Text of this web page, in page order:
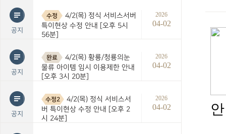
공지
수정
4/2(목) 정식 서비스서버
특이현상 수정 안내 [오후 5시
56분]
2026
04-02
공지
완료
4/2(목) 황룡/청룡의눈
물류 아이템 임시 이용제한 안내
[오후 3시 20분]
2026
04-02
공지
수정2
4/2(목) 정식 서비스서
버 특이현상 수정 안내 [오후 2
시 24분]
2026
04-02